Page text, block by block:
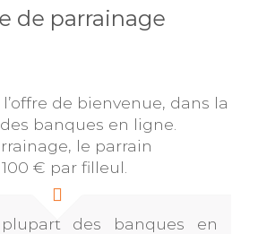
de parrainage
de bienvenue, dans la
banques en ligne.
le parrain
€ par filleul.
des banques en